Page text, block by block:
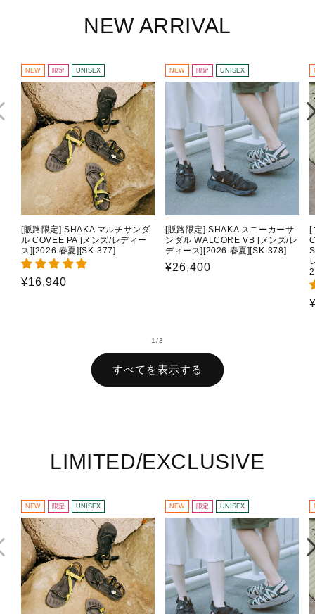
NEW ARRIVAL
NEW 限定 UNISEX
[販路限定] SHAKA マルチサンダ
ル COVEE PA [メンズ/レディー
ス][2026 春夏][SK-377]
通
¥16,940
NEW 限定 UNISEX
[販路限定] SHAKA スニーカーサ
ンダル WALCORE VB [メンズ/レ
ディース][2026 春夏][SK-378]
通
¥26,400
[
1/の
3
すべてを表示する
LIMITED/EXCLUSIVE
NEW 限定 UNISEX NEW 限定 UNISEX